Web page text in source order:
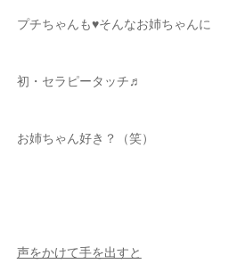
プチちゃんも♥そんなお姉ちゃんに
初・セラピータッチ♬
お姉ちゃん好き？（笑）
声をかけて手を出すと